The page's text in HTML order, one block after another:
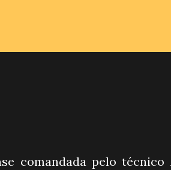
comandada pelo técnico